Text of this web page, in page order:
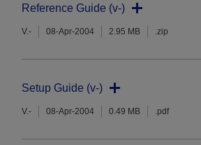
Reference Guide (v-)
V.- 08-Apr-2004 2.95 MB .zip
Setup Guide (v-)
V.- 08-Apr-2004 0.49 MB .pdf